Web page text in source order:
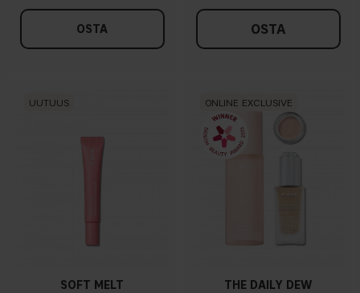
OSTA OSTA
UUTUUS
SOFT MELT
ONLINE EXCLUSIVE
THE DAILY DEW